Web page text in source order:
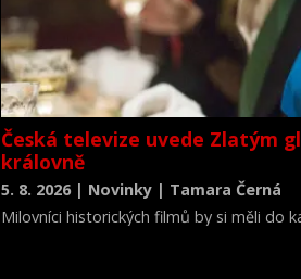
Česká televize uvede Zlatým
královně
5. 8. 2026 | Novinky | Tamara Černá
Milovníci historických filmů by si měli do